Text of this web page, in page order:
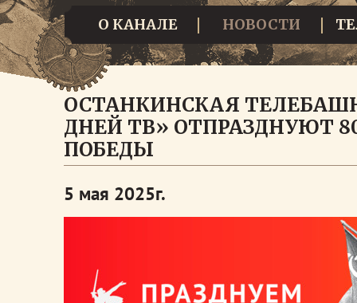
О КАНАЛЕ НОВОСТИ
ОСТАНКИНСКАЯ
ДНЕЙ ТВ» ОТПРАЗДНУЮТ
ПОБЕДЫ
5 мая 2025г.